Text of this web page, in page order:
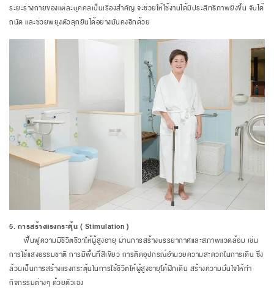
ระยะร่างกายของแต่ละบุคคลเป็นเรื่องสำคัญ จะช่วยให้ใช้งานได้มีประสิทธิภาพยิ่งขึ้น จับได้
ถนัด และช่วยพยุงตัวลุกยืนได้อย่างมั่นคงอีกด้วย
5. การสร้างแรงกระตุ้น ( Stimulation )
ฟื้นฟูความมีชีวิตชีวาให้ผู้สูงอายุ ผ่านการสร้างบรรยากาศและสภาพแวดล้อม เช่น
การใช้แสงธรรมชาติ การมีพื้นที่สีเขียว การติดอุปกรณ์อำนวยความสะดวกในการเดิน ซึ่ง
ล้วนเป็นการสร้างแรงกระตุ้นในการใช้ชีวิตให้ผู้สูงอายุได้ฝึกเดิน สร้างความมั่นใจให้ทำ
กิจกรรมต่างๆ ด้วยตัวเอง